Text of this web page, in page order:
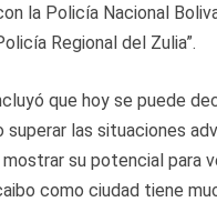
la Policía Nacional
Regional del Zulia”.
que hoy se puede
superar las situaciones
su potencial para
como ciudad tiene